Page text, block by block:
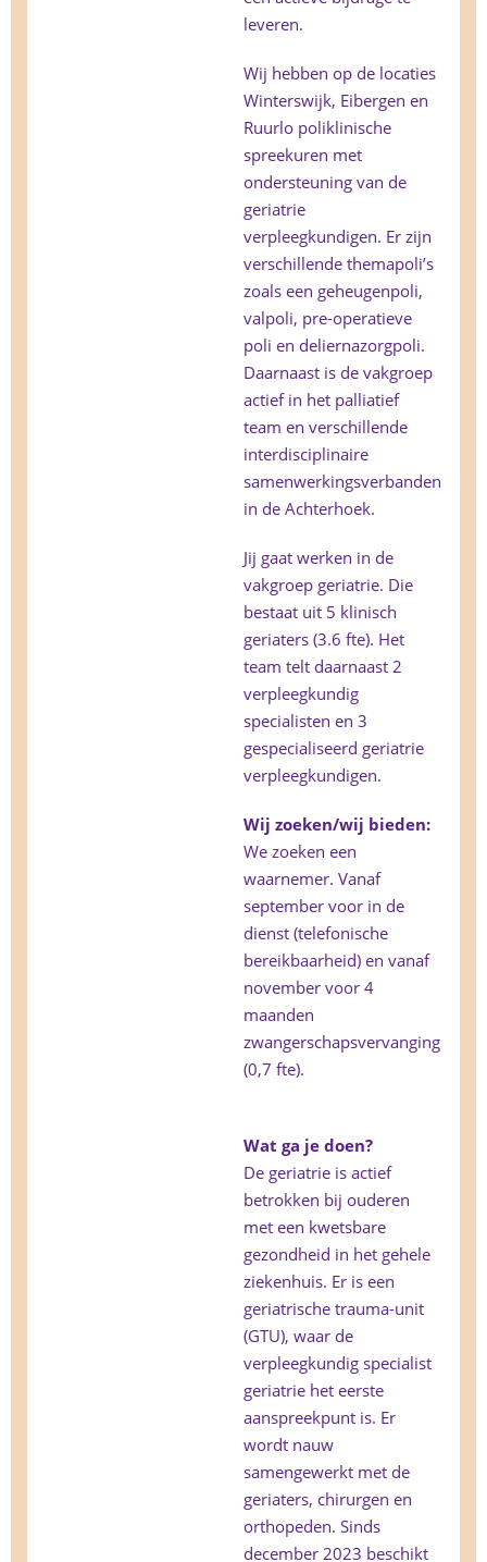
leveren.
Wij hebben op de locaties
Winterswijk, Eibergen en
Ruurlo poliklinische
spreekuren met
ondersteuning van de
geriatrie
verpleegkundigen. Er zijn
verschillende themapoli’s
zoals een geheugenpoli,
valpoli, pre-operatieve
poli en deliernazorgpoli.
Daarnaast is de vakgroep
actief in het palliatief
team en verschillende
interdisciplinaire
samenwerkingsverbanden
in de Achterhoek.
Jij gaat werken in de
vakgroep geriatrie. Die
bestaat uit 5 klinisch
geriaters (3.6 fte). Het
team telt daarnaast 2
verpleegkundig
specialisten en 3
gespecialiseerd geriatrie
verpleegkundigen.
Wij zoeken/wij bieden:
We zoeken een
waarnemer. Vanaf
september voor in de
dienst (telefonische
bereikbaarheid) en vanaf
november voor 4
maanden
zwangerschapsvervanging
(0,7 fte).
Wat ga je doen?
De geriatrie is actief
betrokken bij ouderen
met een kwetsbare
gezondheid in het gehele
ziekenhuis. Er is een
geriatrische trauma-unit
(GTU), waar de
verpleegkundig specialist
geriatrie het eerste
aanspreekpunt is. Er
wordt nauw
samengewerkt met de
geriaters, chirurgen en
orthopeden. Sinds
december 2023 beschikt